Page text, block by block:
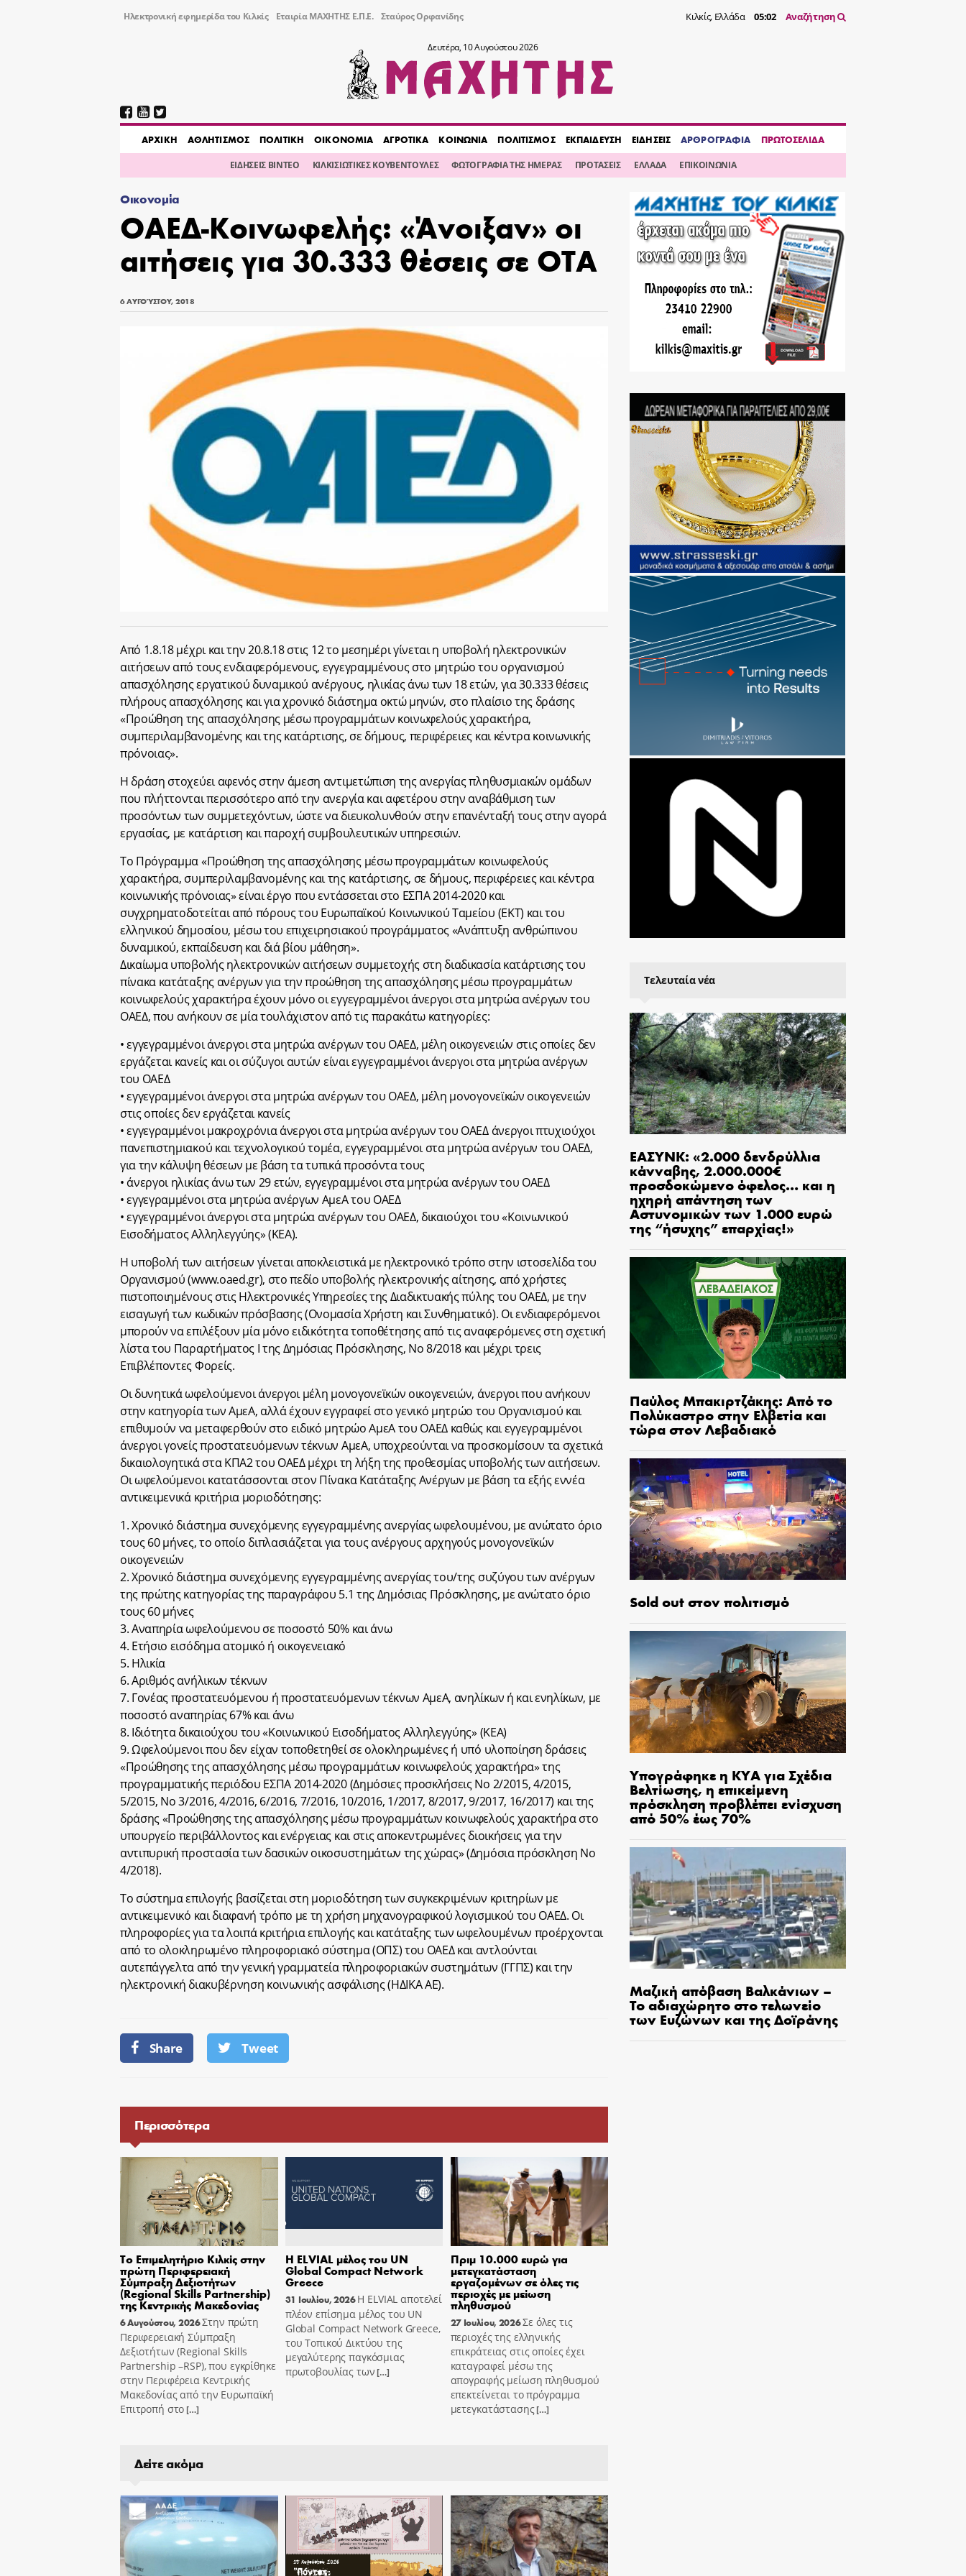
Ηλεκτρονική εφημερίδα του Κιλκίς Εταιρία ΜΑΧΗΤΗΣ Ε.Π.Ε. Σταύρος Ορφανίδης Κιλκίς, Ελλάδα 05:02 Αναζήτηση
Δευτέρα, 10 Αυγούστου 2026
AΡΧΙΚΗ ΑΘΛΗΤΙΣΜΟΣ ΠΟΛΙΤΙΚΗ ΟΙΚΟΝΟΜΙΑ ΑΓΡΟΤΙΚΑ ΚΟΙΝΩΝΙΑ ΠΟΛΙΤΙΣΜΟΣ ΕΚΠΑΙΔΕΥΣΗ ΕΙΔΗΣΕΙΣ ΑΡΘΡΟΓΡΑΦΙΑ ΠΡΩΤΟΣΕΛΙΔΑ
ΕΙΔΗΣΕΙΣ ΒΙΝΤΕΟ ΚΙΛΚΙΣΙΩΤΙΚΕΣ ΚΟΥΒΕΝΤΟΥΛΕΣ ΦΩΤΟΓΡΑΦΙΑ ΤΗΣ ΗΜΕΡΑΣ ΠΡΟΤΑΣΕΙΣ ΕΛΛΑΔΑ ΕΠΙΚΟΙΝΩΝΙΑ
Οικονομία
ΟΑΕΔ-Κοινωφελής: «Άνοιξαν» οι
αιτήσεις για 30.333 θέσεις σε ΟΤΑ
6 ΑΥΓΟΎΣΤΟΥ, 2018
Από 1.8.18 μέχρι και την 20.8.18 στις 12 το μεσημέρι γίνεται η υποβολή ηλεκτρονικών
αιτήσεων από τους ενδιαφερόμενους, εγγεγραμμένους στο μητρώο του οργανισμού
απασχόλησης εργατικού δυναμικού ανέργους, ηλικίας άνω των 18 ετών, για 30.333 θέσεις
πλήρους απασχόλησης και για χρονικό διάστημα οκτώ μηνών, στο πλαίσιο της δράσης
«Προώθηση της απασχόλησης μέσω προγραμμάτων κοινωφελούς χαρακτήρα,
συμπεριλαμβανομένης και της κατάρτισης, σε δήμους, περιφέρειες και κέντρα κοινωνικής
πρόνοιας».
Η δράση στοχεύει αφενός στην άμεση αντιμετώπιση της ανεργίας πληθυσμιακών ομάδων
που πλήττονται περισσότερο από την ανεργία και αφετέρου στην αναβάθμιση των
προσόντων των συμμετεχόντων, ώστε να διευκολυνθούν στην επανένταξή τους στην αγορά
εργασίας, με κατάρτιση και παροχή συμβουλευτικών υπηρεσιών.
Τo Πρόγραμμα «Προώθηση της απασχόλησης μέσω προγραμμάτων κοινωφελούς
χαρακτήρα, συμπεριλαμβανομένης και της κατάρτισης, σε δήμους, περιφέρειες και κέντρα
κοινωνικής πρόνοιας» είναι έργο που εντάσσεται στο ΕΣΠΑ 2014-2020 και
συγχρηματοδοτείται από πόρους του Ευρωπαϊκού Κοινωνικού Ταμείου (ΕΚΤ) και του
ελληνικού δημοσίου, μέσω του επιχειρησιακού προγράμματος «Ανάπτυξη ανθρώπινου
δυναμικού, εκπαίδευση και διά βίου μάθηση».
Δικαίωμα υποβολής ηλεκτρονικών αιτήσεων συμμετοχής στη διαδικασία κατάρτισης του
πίνακα κατάταξης ανέργων για την προώθηση της απασχόλησης μέσω προγραμμάτων
κοινωφελούς χαρακτήρα έχουν μόνο οι εγγεγραμμένοι άνεργοι στα μητρώα ανέργων του
ΟΑΕΔ, που ανήκουν σε μία τουλάχιστον από τις παρακάτω κατηγορίες:
• εγγεγραμμένοι άνεργοι στα μητρώα ανέργων του ΟΑΕΔ, μέλη οικογενειών στις οποίες δεν
εργάζεται κανείς και οι σύζυγοι αυτών είναι εγγεγραμμένοι άνεργοι στα μητρώα ανέργων
του ΟΑΕΔ
• εγγεγραμμένοι άνεργοι στα μητρώα ανέργων του ΟΑΕΔ, μέλη μονογονεϊκών οικογενειών
στις οποίες δεν εργάζεται κανείς
• εγγεγραμμένοι μακροχρόνια άνεργοι στα μητρώα ανέργων του ΟΑΕΔ άνεργοι πτυχιούχοι
πανεπιστημιακού και τεχνολογικού τομέα, εγγεγραμμένοι στα μητρώα ανέργων του ΟΑΕΔ,
για την κάλυψη θέσεων με βάση τα τυπικά προσόντα τους
• άνεργοι ηλικίας άνω των 29 ετών, εγγεγραμμένοι στα μητρώα ανέργων του ΟΑΕΔ
• εγγεγραμμένοι στα μητρώα ανέργων ΑμεΑ του ΟΑΕΔ
• εγγεγραμμένοι άνεργοι στα μητρώα ανέργων του ΟΑΕΔ, δικαιούχοι του «Κοινωνικού
Εισοδήματος Αλληλεγγύης» (ΚΕΑ).
Η υποβολή των αιτήσεων γίνεται αποκλειστικά με ηλεκτρονικό τρόπο στην ιστοσελίδα του
Οργανισμού (www.oaed.gr), στο πεδίο υποβολής ηλεκτρονικής αίτησης, από χρήστες
πιστοποιημένους στις Ηλεκτρονικές Υπηρεσίες της Διαδικτυακής πύλης του ΟΑΕΔ, με την
εισαγωγή των κωδικών πρόσβασης (Ονομασία Χρήστη και Συνθηματικό). Οι ενδιαφερόμενοι
μπορούν να επιλέξουν μία μόνο ειδικότητα τοποθέτησης από τις αναφερόμενες στη σχετική
λίστα του Παραρτήματος Ι της Δημόσιας Πρόσκλησης, Nο 8/2018 και μέχρι τρεις
Επιβλέποντες Φορείς.
Οι δυνητικά ωφελούμενοι άνεργοι μέλη μονογονεϊκών οικογενειών, άνεργοι που ανήκουν
στην κατηγορία των ΑμεΑ, αλλά έχουν εγγραφεί στο γενικό μητρώο του Οργανισμού και
επιθυμούν να μεταφερθούν στο ειδικό μητρώο ΑμεΑ του ΟΑΕΔ καθώς και εγγεγραμμένοι
άνεργοι γονείς προστατευόμενων τέκνων ΑμεΑ, υποχρεούνται να προσκομίσουν τα σχετικά
δικαιολογητικά στα ΚΠΑ2 του ΟΑΕΔ μέχρι τη λήξη της προθεσμίας υποβολής των αιτήσεων.
Οι ωφελούμενοι κατατάσσονται στον Πίνακα Κατάταξης Ανέργων με βάση τα εξής εννέα
αντικειμενικά κριτήρια μοριοδότησης:
1. Χρονικό διάστημα συνεχόμενης εγγεγραμμένης ανεργίας ωφελουμένου, με ανώτατο όριο
τους 60 μήνες, το οποίο διπλασιάζεται για τους ανέργους αρχηγούς μονογονεϊκών
οικογενειών
2. Χρονικό διάστημα συνεχόμενης εγγεγραμμένης ανεργίας του/της συζύγου των ανέργων
της πρώτης κατηγορίας της παραγράφου 5.1 της Δημόσιας Πρόσκλησης, με ανώτατο όριο
τους 60 μήνες
3. Αναπηρία ωφελούμενου σε ποσοστό 50% και άνω
4. Ετήσιο εισόδημα ατομικό ή οικογενειακό
5. Ηλικία
6. Αριθμός ανήλικων τέκνων
7. Γονέας προστατευόμενου ή προστατευόμενων τέκνων ΑμεΑ, ανηλίκων ή και ενηλίκων, με
ποσοστό αναπηρίας 67% και άνω
8. Ιδιότητα δικαιούχου του «Κοινωνικού Εισοδήματος Αλληλεγγύης» (ΚΕΑ)
9. Ωφελούμενοι που δεν είχαν τοποθετηθεί σε ολοκληρωμένες ή υπό υλοποίηση δράσεις
«Προώθησης της απασχόλησης μέσω προγραμμάτων κοινωφελούς χαρακτήρα» της
προγραμματικής περιόδου ΕΣΠΑ 2014-2020 (Δημόσιες προσκλήσεις No 2/2015, 4/2015,
5/2015, Νο 3/2016, 4/2016, 6/2016, 7/2016, 10/2016, 1/2017, 8/2017, 9/2017, 16/2017) και της
δράσης «Προώθησης της απασχόλησης μέσω προγραμμάτων κοινωφελούς χαρακτήρα στο
υπουργείο περιβάλλοντος και ενέργειας και στις αποκεντρωμένες διοικήσεις για την
αντιπυρική προστασία των δασικών οικοσυστημάτων της χώρας» (Δημόσια πρόσκληση Νο
4/2018).
Το σύστημα επιλογής βασίζεται στη μοριοδότηση των συγκεκριμένων κριτηρίων με
αντικειμενικό και διαφανή τρόπο με τη χρήση μηχανογραφικού λογισμικού του ΟΑΕΔ. Οι
πληροφορίες για τα λοιπά κριτήρια επιλογής και κατάταξης των ωφελουμένων προέρχονται
από το ολοκληρωμένο πληροφοριακό σύστημα (ΟΠΣ) του ΟΑΕΔ και αντλούνται
αυτεπάγγελτα από την γενική γραμματεία πληροφοριακών συστημάτων (ΓΓΠΣ) και την
ηλεκτρονική διακυβέρνηση κοινωνικής ασφάλισης (ΗΔΙΚΑ ΑΕ).
Share Tweet
Περισσότερα
Το Επιμελητήριο Κιλκίς στην
πρώτη Περιφερειακή
Σύμπραξη Δεξιοτήτων
(Regional Skills Partnership)
της Κεντρικής Μακεδονίας
6 Αυγούστου, 2026Στην πρώτη
Περιφερειακή Σύμπραξη
Δεξιοτήτων (Regional Skills
Partnership –RSP), που εγκρίθηκε
στην Περιφέρεια Κεντρικής
Μακεδονίας από την Ευρωπαϊκή
Επιτροπή στο[…]
Η ELVIAL μέλος του UN
Global Compact Network
Greece
31 Ιουλίου, 2026Η ELVIAL αποτελεί
πλέον επίσημα μέλος του UN
Global Compact Network Greece,
του Τοπικού Δικτύου της
μεγαλύτερης παγκόσμιας
πρωτοβουλίας των[…]
Πριμ 10.000 ευρώ για
μετεγκατάσταση
εργαζομένων σε όλες τις
περιοχές με μείωση
πληθυσμού
27 Ιουλίου, 2026Σε όλες τις
περιοχές της ελληνικής
επικράτειας στις οποίες έχει
καταγραφεί μέσω της
απογραφής μείωση πληθυσμού
επεκτείνεται το πρόγραμμα
μετεγκατάστασης[…]
Δείτε ακόμα
Τελευταία νέα
ΕΑΣΥΝΚ: «2.000 δενδρύλλια
κάνναβης, 2.000.000€
προσδοκώμενο όφελος… και η
ηχηρή απάντηση των
Αστυνομικών των 1.000 ευρώ
της “ήσυχης” επαρχίας!»
Παύλος Μπακιρτζάκης: Από το
Πολύκαστρο στην Ελβετία και
τώρα στον Λεβαδιακό
Sold out στον πολιτισμό
Υπογράφηκε η ΚΥΑ για Σχέδια
Βελτίωσης, η επικείμενη
πρόσκληση προβλέπει ενίσχυση
από 50% έως 70%
Μαζική απόβαση Βαλκάνιων –
Το αδιαχώρητο στο τελωνείο
των Ευζώνων και της Δοϊράνης